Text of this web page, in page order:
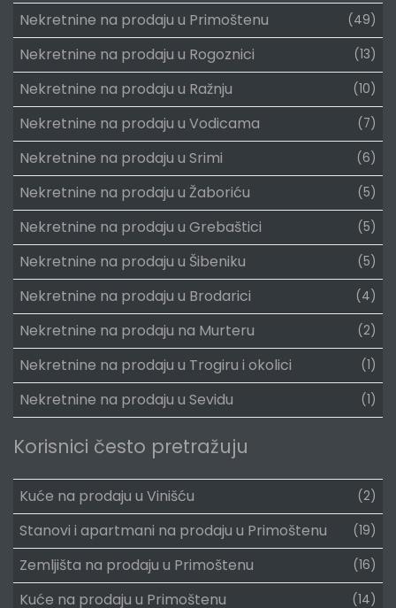
Nekretnine na prodaju u Primoštenu (49)
Nekretnine na prodaju u Rogoznici (13)
Nekretnine na prodaju u Ražnju (10)
Nekretnine na prodaju u Vodicama (7)
Nekretnine na prodaju u Srimi (6)
Nekretnine na prodaju u Žaboriću (5)
Nekretnine na prodaju u Grebaštici (5)
Nekretnine na prodaju u Šibeniku (5)
Nekretnine na prodaju u Brodarici (4)
Nekretnine na prodaju na Murteru (2)
Nekretnine na prodaju u Trogiru i okolici (1)
Nekretnine na prodaju u Sevidu (1)
Korisnici često pretražuju
Kuće na prodaju u Vinišću (2)
Stanovi i apartmani na prodaju u Primoštenu (19)
Zemljišta na prodaju u Primoštenu (16)
Kuće na prodaju u Primoštenu (14)